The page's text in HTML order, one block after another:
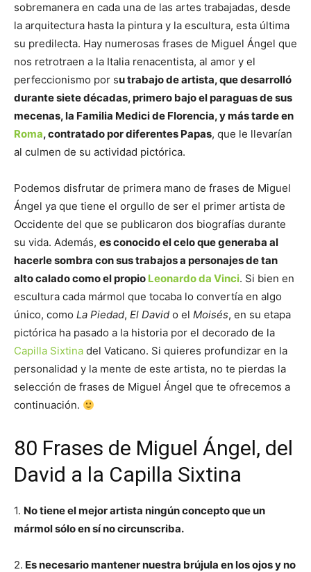
sobremanera en cada una de las artes trabajadas, desde
la arquitectura hasta la pintura y la escultura, esta última
su predilecta. Hay numerosas frases de Miguel Ángel que
nos retrotraen a la Italia renacentista, al amor y el
perfeccionismo por su trabajo de artista, que desarrolló
durante siete décadas, primero bajo el paraguas de sus
mecenas, la Familia Medici de Florencia, y más tarde en
Roma, contratado por diferentes Papas, que le llevarían
al culmen de su actividad pictórica.
Podemos disfrutar de primera mano de frases de Miguel
Ángel ya que tiene el orgullo de ser el primer artista de
Occidente del que se publicaron dos biografías durante
su vida. Además, es conocido el celo que generaba al
hacerle sombra con sus trabajos a personajes de tan
alto calado como el propio Leonardo da Vinci. Si bien en
escultura cada mármol que tocaba lo convertía en algo
único, como La Piedad, El David o el Moisés, en su etapa
pictórica ha pasado a la historia por el decorado de la
Capilla Sixtina del Vaticano. Si quieres profundizar en la
personalidad y la mente de este artista, no te pierdas la
selección de frases de Miguel Ángel que te ofrecemos a
continuación.
80 Frases de Miguel Ángel, del
David a la Capilla Sixtina
1. No tiene el mejor artista ningún concepto que un
mármol sólo en sí no circunscriba.
2. Es necesario mantener nuestra brújula en los ojos y no